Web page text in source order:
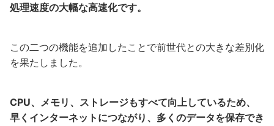
処理速度の大幅な高速化です。
この二つの機能を追加したことで前世代との大きな差別化
を果たしました。
CPU、メモリ、ストレージもすべて向上しているため、
早くインターネットにつながり、多くのデータを保存でき